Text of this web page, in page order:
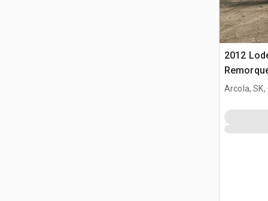
2012
Arcola, SK,